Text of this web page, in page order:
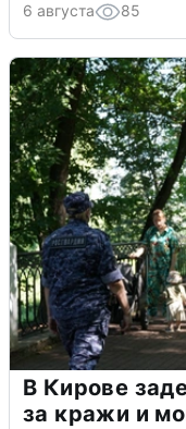
6 августа 85
В Кирове
за кражи и